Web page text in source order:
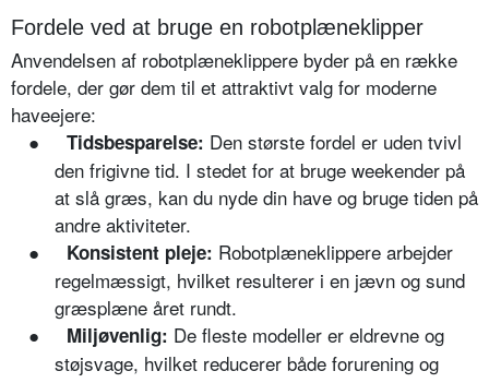
Fordele ved at bruge en robotplæneklipper
Anvendelsen af robotplæneklippere byder på en række
fordele, der gør dem til et attraktivt valg for moderne
haveejere:
● Tidsbesparelse: Den største fordel er uden tvivl
den frigivne tid. I stedet for at bruge weekender på
at slå græs, kan du nyde din have og bruge tiden på
andre aktiviteter.
● Konsistent pleje: Robotplæneklippere arbejder
regelmæssigt, hvilket resulterer i en jævn og sund
græsplæne året rundt.
● Miljøvenlig: De fleste modeller er eldrevne og
støjsvage, hvilket reducerer både forurening og